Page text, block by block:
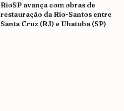
RioSP avança com obras de
restauração da Rio-Santos entre
Santa Cruz (RJ) e Ubatuba (SP)